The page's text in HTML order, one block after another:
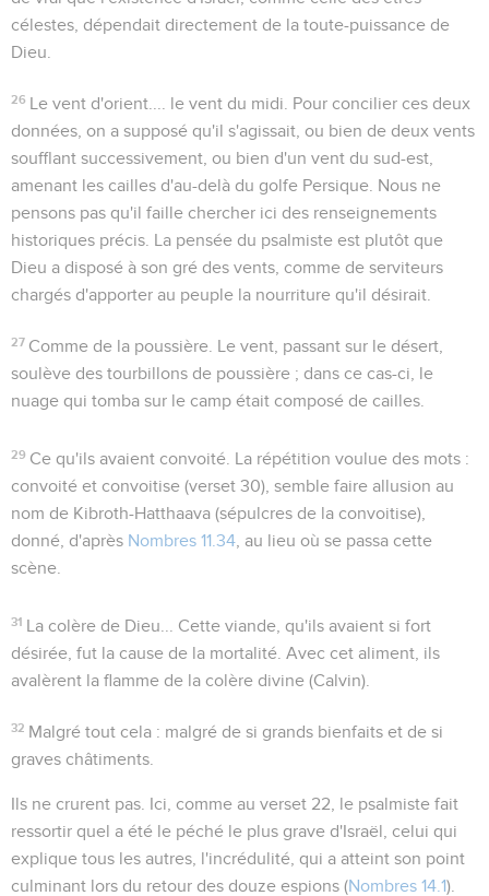
célestes, dépendait directement de la toute-puissance de
Dieu.
26 Le vent d'orient.... le vent du midi . Pour concilier ces deux
données, on a supposé qu'il s'agissait, ou bien de deux vents
soufflant successivement, ou bien d'un vent du sud-est,
amenant les cailles d'au-delà du golfe Persique. Nous ne
pensons pas qu'il faille chercher ici des renseignements
historiques précis. La pensée du psalmiste est plutôt que
Dieu a disposé à son gré des vents, comme de serviteurs
chargés d'apporter au peuple la nourriture qu'il désirait.
27 Comme de la poussière . Le vent, passant sur le désert,
soulève des tourbillons de poussière ; dans ce cas-ci, le
nuage qui tomba sur le camp était composé de cailles.
29 Ce qu'ils avaient convoité . La répétition voulue des mots :
convoité et convoitise (verset 30), semble faire allusion au
nom de Kibroth-Hatthaava (sépulcres de la convoitise),
donné, d'après Nombres 11.34 , au lieu où se passa cette
scène.
31 La colère de Dieu...
Cette viande, qu'ils avaient si fort
désirée, fut la cause de la mortalité. Avec cet aliment, ils
avalèrent la flamme de la colère divine (Calvin).
32 Malgré tout cela : malgré de si grands bienfaits et de si
graves châtiments.
Ils ne crurent pas . Ici, comme au verset 22, le psalmiste fait
ressortir quel a été le péché le plus grave d'Israël, celui qui
explique tous les autres, l'incrédulité, qui a atteint son point
culminant lors du retour des douze espions (Nombres 14.1).